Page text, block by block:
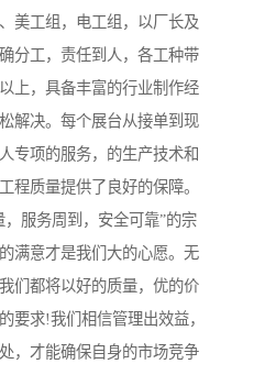
美工组，电工组，以厂长及
分工，责任到人，各工种带
上，具备丰富的行业制作经
解决。每个展台从接单到现
专项的服务，的生产技术和
程质量提供了良好的保障。
服务周到，安全可靠”的宗
满意才是我们大的心愿。无
们都将以好的质量，优的价
要求!我们相信管理出效益，
，才能确保自身的市场竞争